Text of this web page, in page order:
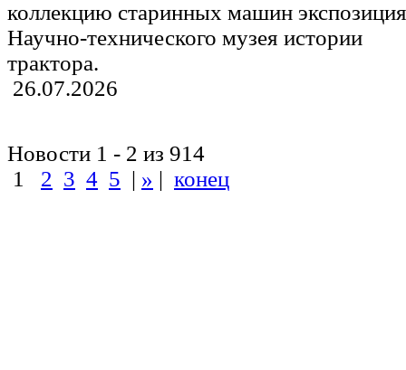
коллекцию старинных машин экспозиция
Научно-технического музея истории
трактора.
26.07.2026
Новости 1 - 2 из 914
1
2 3 4 5 | » | конец